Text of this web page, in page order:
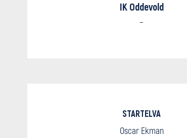
IK Oddevold
–
STARTELVA
Oscar Ekman